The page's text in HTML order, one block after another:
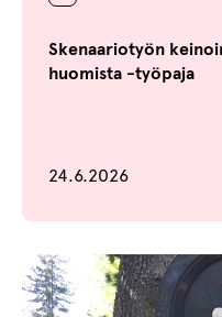
Skenaariotyön
huomista -työpaja
Julkaistu
24.6.2026